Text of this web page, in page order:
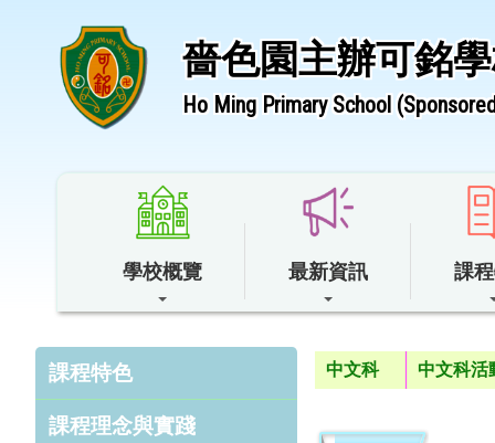
嗇色園主辦可銘
Ho Ming Primary School
學校概覽 最新資訊 課
課程特色
課程理念與實踐
中文科 中文科活